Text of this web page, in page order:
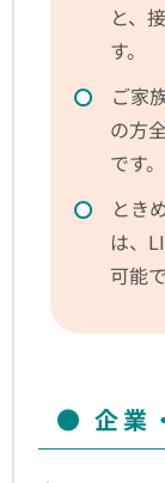
と、
す。
ご家
の方
です。
とき
は、
可能で
企業